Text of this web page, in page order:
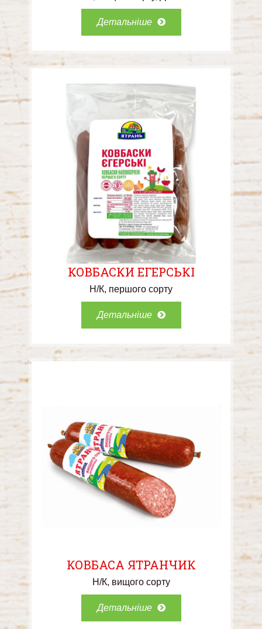
Детальніше
КОВБАСКИ ЕГЕРСЬКІ
Н/К першого сорту
Детальніше
КОВБАСА ЯТРАНЧИК
Н/К вищого сорту
Детальніше